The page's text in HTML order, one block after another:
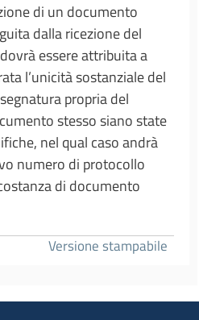
di un documento
dalla ricezione del
essere attribuita a
l’unicità sostanziale del
propria del
stesso siano state
nel qual caso andrà
numero di protocollo
di documento
Versione stampabile